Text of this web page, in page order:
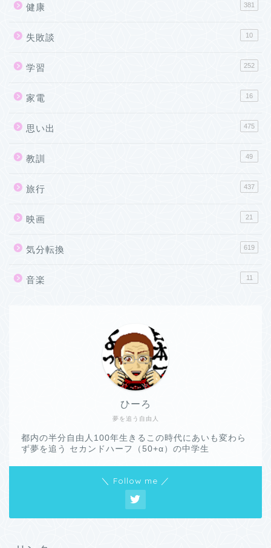
健康 381
失敗談 10
学習 252
家電 16
思い出 475
教訓 49
旅行 437
映画 21
気分転換 619
音楽 11
夢を追う自由人
ひーろ
都内の半分自由人100年生きるこの時代にあいも変わら
ず夢を追う セカンドハーフ（50+α）の中学生
＼ Follow me ／